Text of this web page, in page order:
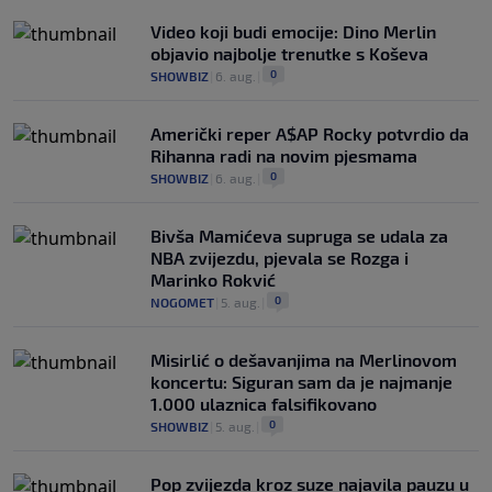
Video koji budi emocije: Dino Merlin
objavio najbolje trenutke s Koševa
SHOWBIZ 6. aug. 0
Američki reper A$AP Rocky potvrdio da
Rihanna radi na novim pjesmama
SHOWBIZ 6. aug. 0
Bivša Mamićeva supruga se udala za
NBA zvijezdu, pjevala se Rozga i
Marinko Rokvić
NOGOMET 5. aug. 0
Misirlić o dešavanjima na Merlinovom
koncertu: Siguran sam da je najmanje
1.000 ulaznica falsifikovano
SHOWBIZ 5. aug. 0
Pop zvijezda kroz suze najavila pauzu u